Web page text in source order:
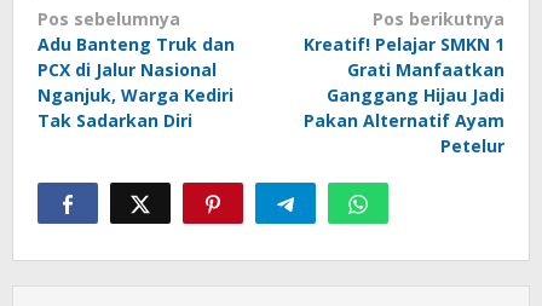
Navigasi
pos
Pos sebelumnya
Adu Banteng Truk dan
PCX di Jalur Nasional
Nganjuk, Warga Kediri
Tak Sadarkan Diri
Pos berikutnya
Kreatif! Pelajar SMKN 1
Grati Manfaatkan
Ganggang Hijau Jadi
Pakan Alternatif Ayam
Petelur